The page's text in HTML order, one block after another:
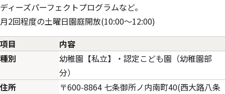
ディーズパーフェクトプログラムなど。
月2回程度の土曜日園庭開放(10:00～12:00)
項目
内容
種別
幼稚園【私立】・認定こども園（幼稚園部
分）
住所
〒600-8864 七条御所ノ内南町40(西大路八条